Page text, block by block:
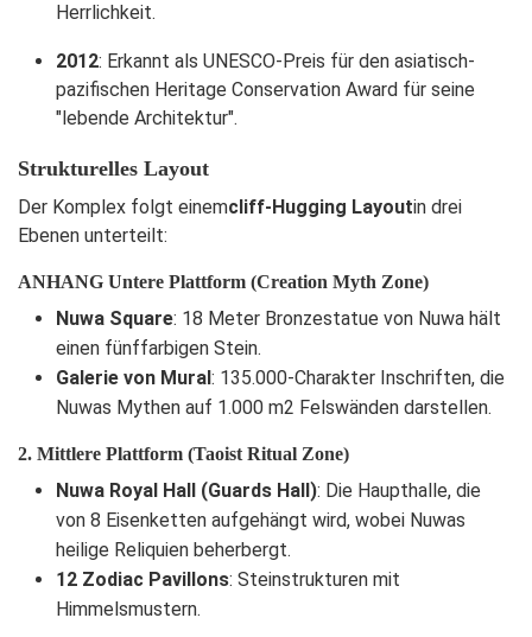
Herrlichkeit.
2012: Erkannt als UNESCO-Preis für den asiatisch-
pazifischen Heritage Conservation Award für seine
"lebende Architektur".
Strukturelles Layout
Der Komplex folgt einemcliff-Hugging Layoutin drei
Ebenen unterteilt:
ANHANG Untere Plattform (Creation Myth Zone)
Nuwa Square: 18 Meter Bronzestatue von Nuwa hält
einen fünffarbigen Stein.
Galerie von Mural: 135.000-Charakter Inschriften, die
Nuwas Mythen auf 1.000 m2 Felswänden darstellen.
2. Mittlere Plattform (Taoist Ritual Zone)
Nuwa Royal Hall (Guards Hall): Die Haupthalle, die
von 8 Eisenketten aufgehängt wird, wobei Nuwas
heilige Reliquien beherbergt.
12 Zodiac Pavillons: Steinstrukturen mit
Himmelsmustern.